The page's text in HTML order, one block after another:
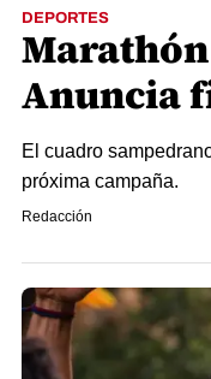
DEPORTES
Anuncia
El cuadro
próxima campaña.
Redacción